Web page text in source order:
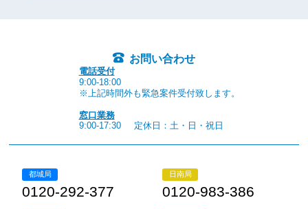
お問い合わせ
電話受付
9:00-18:00
※上記時間外も緊急案件受付致します。
窓口業務
9:00-17:30
定休日：土・日・祝日
都城局
0120-292-377
日南局
0120-983-386